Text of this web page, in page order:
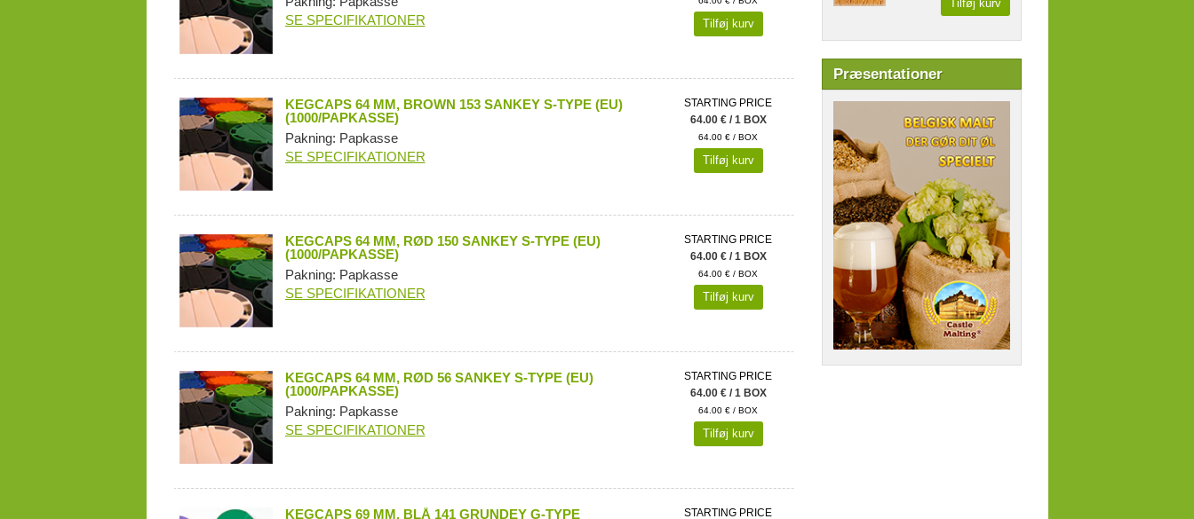
Tilføj kurv
Præsentationer
SE SPECIFIKATIONER
Tilføj kurv
KEGCAPS 64 MM, BROWN 153 SANKEY S-TYPE (EU)
(1000/PAPKASSE)
Pakning: Papkasse
SE SPECIFIKATIONER
STARTING PRICE
64.00 € / 1 BOX
64.00 € / BOX
Tilføj kurv
KEGCAPS 64 MM, RØD 150 SANKEY S-TYPE (EU)
(1000/PAPKASSE)
Pakning: Papkasse
SE SPECIFIKATIONER
STARTING PRICE
64.00 € / 1 BOX
64.00 € / BOX
Tilføj kurv
KEGCAPS 64 MM, RØD 56 SANKEY S-TYPE (EU)
(1000/PAPKASSE)
Pakning: Papkasse
SE SPECIFIKATIONER
STARTING PRICE
64.00 € / 1 BOX
64.00 € / BOX
Tilføj kurv
KEGCAPS 69 MM, BLÅ 141 GRUNDEY G-TYPE STARTING PRICE